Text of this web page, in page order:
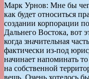
Марк Урнов: Мне бы
как будет относиться
создании корпорации
Дальнего Востока, вот
когда значительная
фактически из-под
начинает напоминать
на собственной
вещь. Очень хотелось